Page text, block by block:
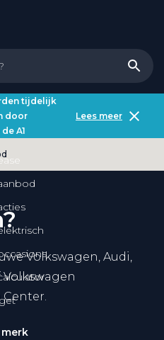
tijdelijk
door
A1
Lees meer
Volkswagen, Audi,
Volkswagen